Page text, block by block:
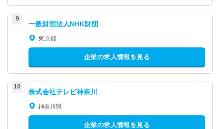
一般財団法人NHK財団
東京都
企業の求人情報を見る
株式会社テレビ神奈川
神奈川県
企業の求人情報を見る